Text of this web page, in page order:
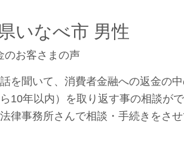
いなべ市 男性
のお客さまの声
を聞いて、消費者金融への返金の
10年以内）を取り返す事の相談が
律事務所さんで相談・手続きをさ